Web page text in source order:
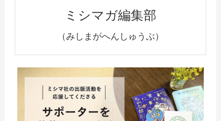
ミシマガ編集部
（みしまがへんしゅうぶ）